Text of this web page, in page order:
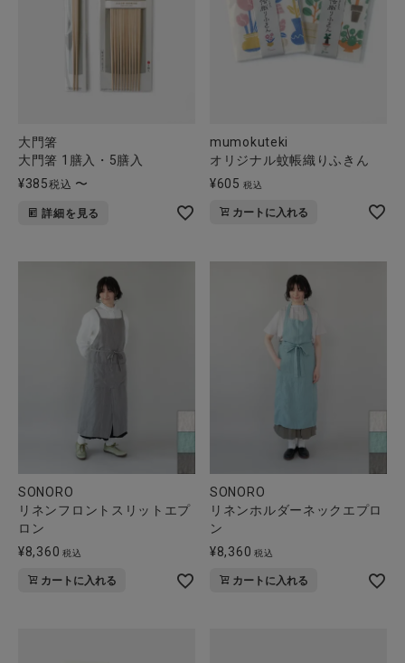
大門箸
大門箸 1膳入・5膳入
¥385税込 〜
詳細を見る
mumokuteki
オリジナル蚊帳織りふきん
¥605 税込
カートに入れる
SONORO
リネンフロントスリットエプ
ロン
¥8,360 税込
カートに入れる
SONORO
リネンホルダーネックエプロ
ン
¥8,360 税込
カートに入れる